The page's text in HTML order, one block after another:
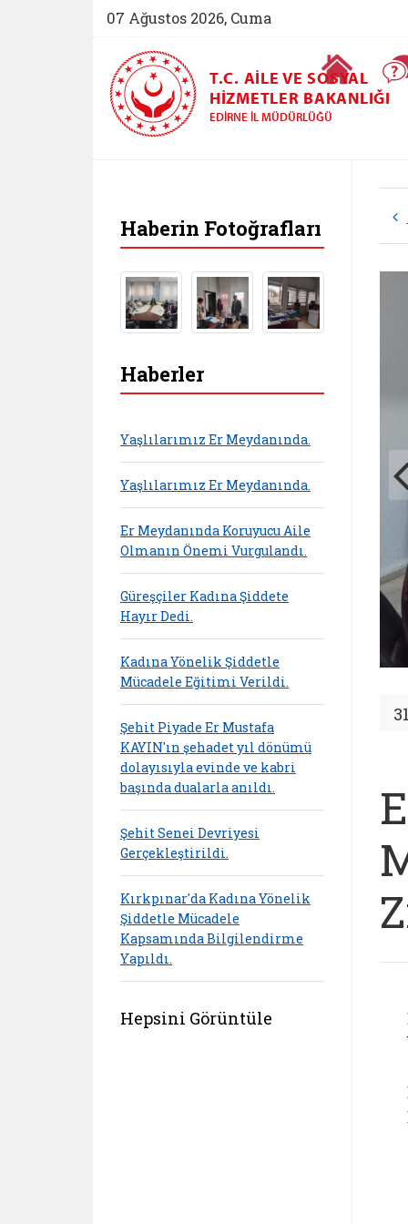
07 Ağustos 2026, Cuma
Ana Sayfa
T.C. AILE VE SOSYAL
HIZMETLER BAKANLIĞI
EDIRNE İL MÜDÜRLÜĞÜ
Haberin Fotoğrafları
Haberler
Yaşlılarımız Er Meydanında.
Yaşlılarımız Er Meydanında.
Er Meydanında Koruyucu Aile
Olmanın Önemi Vurgulandı.
Güreşçiler Kadına Şiddete
Hayır Dedi.
Kadına Yönelik Şiddetle
Mücadele Eğitimi Verildi.
Şehit Piyade Er Mustafa
KAYIN'ın şehadet yıl dönümü
dolayısıyla evinde ve kabri
başında dualarla anıldı.
Şehit Senei Devriyesi
Gerçekleştirildi.
Kırkpınar'da Kadına Yönelik
Şiddetle Mücadele
Kapsamında Bilgilendirme
Yapıldı.
Hepsini Görüntüle